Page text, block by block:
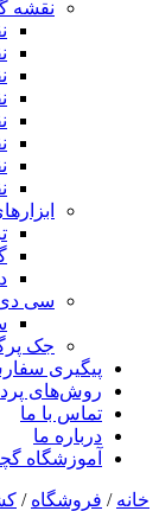
نقشه
سی
جک
پیگیری
روش‌های
تماس با ما
درباره ما
آموزشگاه
خانه / فروشگاه /